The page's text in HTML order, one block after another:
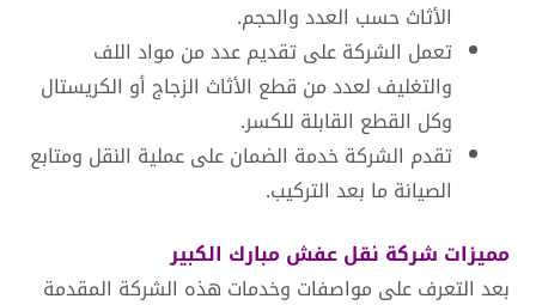
الأثاث حسب العدد والحجم.
تعمل الشركة على تقديم عدد من مواد اللف
والتغليف لعدد من قطع الأثاث الزجاج أو الكريستال
وكل القطع القابلة للكسر.
تقدم الشركة خدمة الضمان على عملية النقل ومتابع
الصيانة ما بعد التركيب.
مميزات شركة نقل عفش مبارك الكبير
بعد التعرف على مواصفات وخدمات هذه الشركة المقدمة